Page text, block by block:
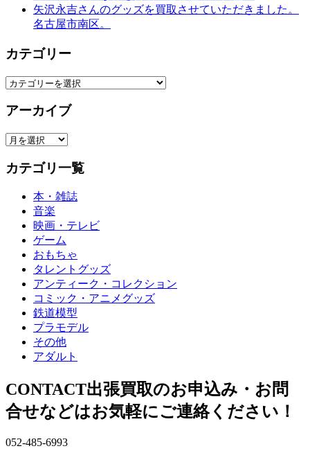
矢沢永吉さんのグッズを買取させていただきました。
名古屋市南区。
カテゴリー
カ
ゴ
ー
アーカイブ
ア
カ
カテゴリ一覧
本・雑誌
音楽
映画・テレビ
ゲーム
おもちゃ
タレントグッズ
アンティーク・コレクション
コミック・アニメグッズ
鉄道模型
プラモデル
その他
アダルト
CONTACT出張買取のお申込み・お問
合せなどはお気軽にご連絡ください！
052-485-6993